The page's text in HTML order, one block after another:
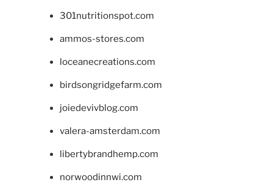
301nutritionspot.com
ammos-stores.com
loceanecreations.com
birdsongridgefarm.com
joiedevivblog.com
valera-amsterdam.com
libertybrandhemp.com
norwoodinnwi.com